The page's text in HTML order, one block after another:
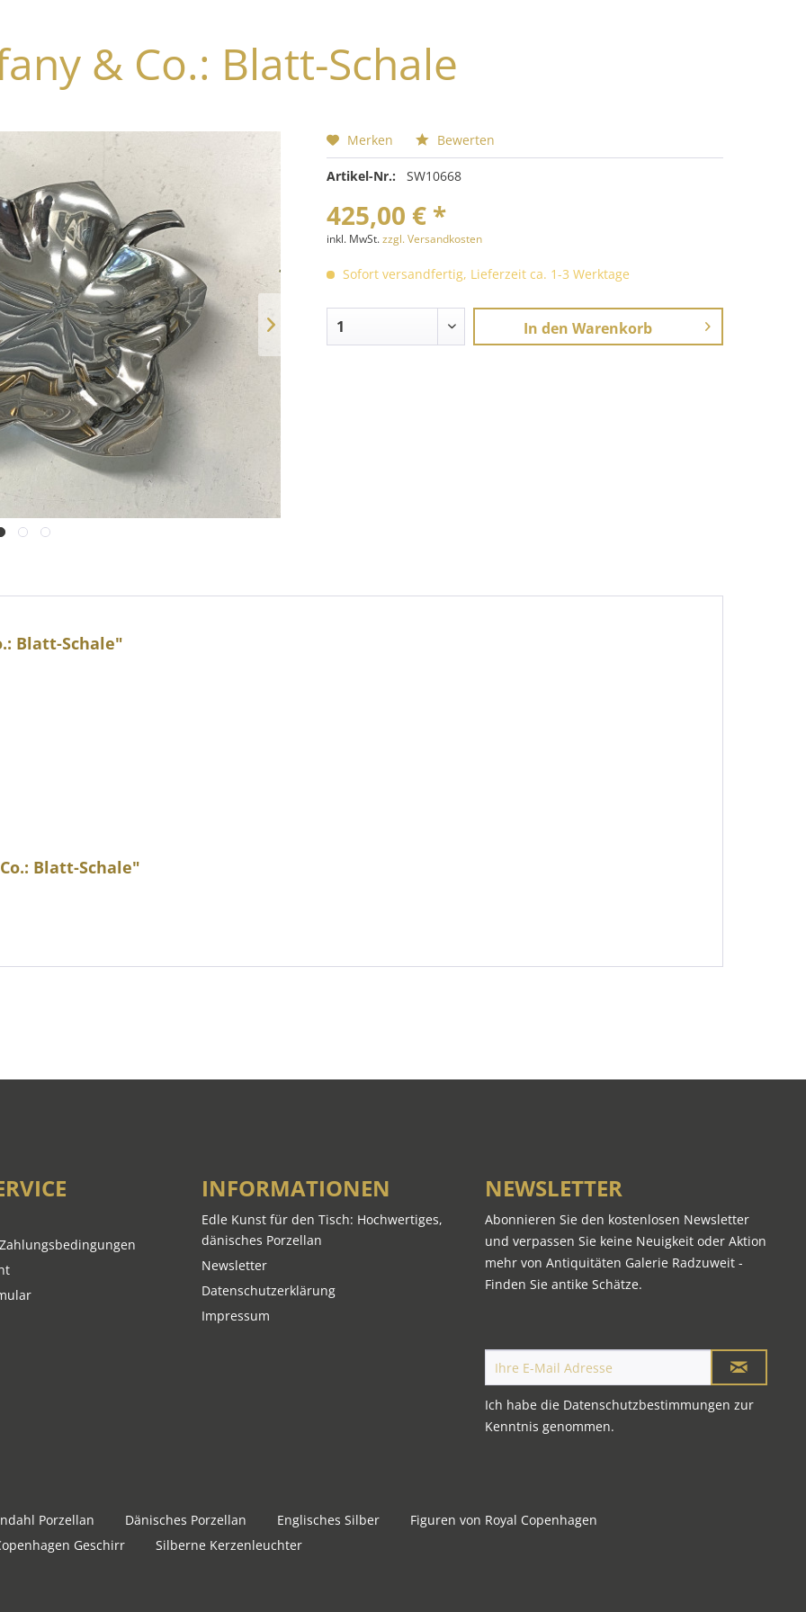
& Co.: Blatt-Schale
Merken Bewerten
Artikel-Nr.: SW10668
425,00 € *
inkl. MwSt.zzgl. Versandkosten
Sofort versandfertig, Lieferzeit ca. 1-3 Werktage
In den Warenkorb
Blatt-Schale"
Blatt-Schale"
INFORMATIONEN
Edle Kunst für den Tisch: Hochwertiges,
dänisches Porzellan
Newsletter
Datenschutzerklärung
Impressum
NEWSLETTER
Abonnieren Sie den kostenlosen Newsletter
und verpassen Sie keine Neuigkeit oder Aktion
mehr von Antiquitäten Galerie Radzuweit -
Finden Sie antike Schätze.
Ich habe die Datenschutzbestimmungen zur
Kenntnis genommen.
Porzellan Dänisches Porzellan Englisches Silber
Figuren von Royal Copenhagen
Geschirr
Silberne Kerzenleuchter